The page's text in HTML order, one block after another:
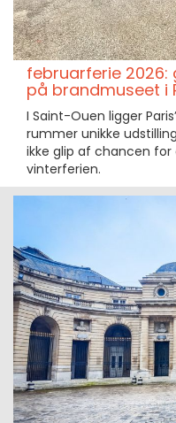
februarferie
på brandmuseet i
I Saint-Ouen ligger
rummer unikke
ikke glip af chancen
vinterferien.